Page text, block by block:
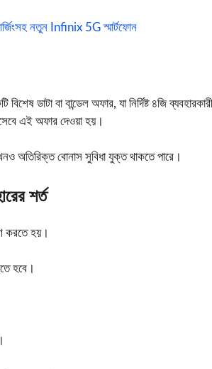
নতুন Infinix 5G স্মার্টফোন
ডাটা বা বান্ডেল অফার, যা নির্দিষ্ট ৪জি
এই অফার দেওয়া হয়।
অতিরিক্ত বোনাস সুবিধা যুক্ত থাকতে পারে।
শর্ত
করতে হয়।
হবে।